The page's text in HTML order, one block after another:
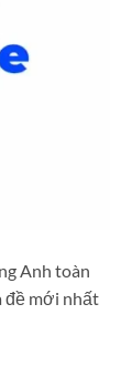
Anh toàn
đề mới nhất